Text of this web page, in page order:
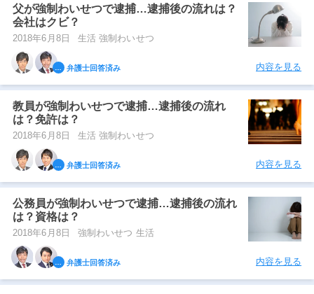
父が強制わいせつで逮捕…逮捕後の流れは？
会社はクビ？
2018年6月8日 生活 強制わいせつ
弁護士回答済み 内容を見る
教員が強制わいせつで逮捕…逮捕後の流れ
は？免許は？
2018年6月8日 生活 強制わいせつ
弁護士回答済み 内容を見る
公務員が強制わいせつで逮捕…逮捕後の流れ
は？資格は？
2018年6月8日 強制わいせつ 生活
弁護士回答済み 内容を見る